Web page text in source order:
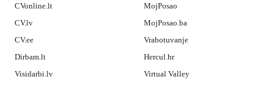
CVonline.lt
CV.lv
CV.ee
Dirbam.lt
Visidarbi.lv
MojPosao
MojPosao.ba
Vrabotuvanje
Hercul.hr
Virtual Valley